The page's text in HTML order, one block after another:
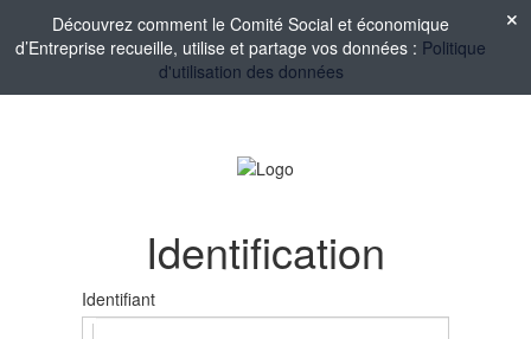
Découvrez comment le Comité Social et économique
d’Entreprise recueille, utilise et partage vos données : Politique
d'utilisation des données
Identification
Identifiant